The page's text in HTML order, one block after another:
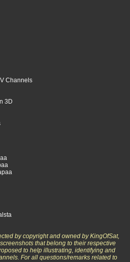
Channels
3D
by copyright and owned by KingOfSat,
that belong to their respective
to help illustrating, identifying and
For all questions/remarks related to